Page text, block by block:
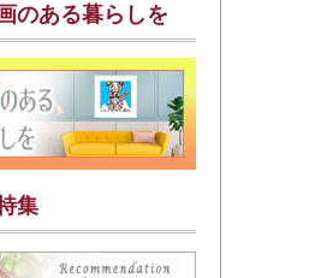
のある暮らしを
集